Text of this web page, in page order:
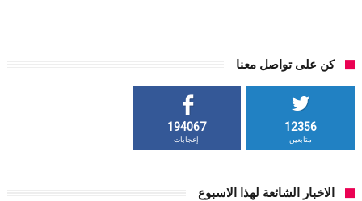
كن على تواصل معنا
12356
متابعين
194067
إعجابات
الاخبار الشائعة لهذا الاسبوع